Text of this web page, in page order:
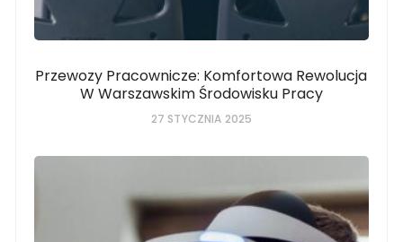
Przewozy Pracownicze: Komfortowa Rewolucja
W Warszawskim Środowisku Pracy
27 STYCZNIA 2025